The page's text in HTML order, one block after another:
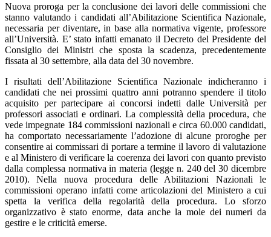
Nuova proroga per la conclusione dei lavori delle commissioni che
stanno valutando i candidati all’Abilitazione Scientifica Nazionale,
necessaria per diventare, in base alla normativa vigente, professore
all’Università. E’ stato infatti emanato il Decreto del Presidente del
Consiglio dei Ministri che sposta la scadenza, precedentemente
fissata al 30 settembre, alla data del 30 novembre.
I risultati dell’Abilitazione Scientifica Nazionale indicheranno i
candidati che nei prossimi quattro anni potranno spendere il titolo
acquisito per partecipare ai concorsi indetti dalle Università per
professori associati e ordinari. La complessità della procedura, che
vede impegnate 184 commissioni nazionali e circa 60.000 candidati,
ha comportato necessariamente l’adozione di alcune proroghe per
consentire ai commissari di portare a termine il lavoro di valutazione
e al Ministero di verificare la coerenza dei lavori con quanto previsto
dalla complessa normativa in materia (legge n. 240 del 30 dicembre
2010). Nella nuova procedura delle Abilitazioni Nazionali le
commissioni operano infatti come articolazioni del Ministero a cui
spetta la verifica della regolarità della procedura. Lo sforzo
organizzativo è stato enorme, data anche la mole dei numeri da
gestire e le criticità emerse.